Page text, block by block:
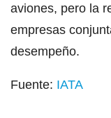
aviones, pero la
empresas
desempeño.
Fuente: IATA